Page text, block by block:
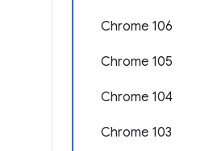
Chrome 106
Chrome 105
Chrome 104
Chrome 103